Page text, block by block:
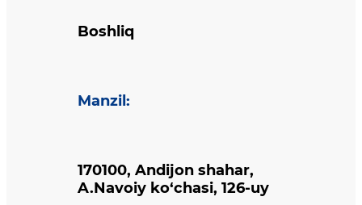
Boshliq
Manzil :
170100, Andijon shahar,
A.Navoiy ko‘chasi, 126-uy